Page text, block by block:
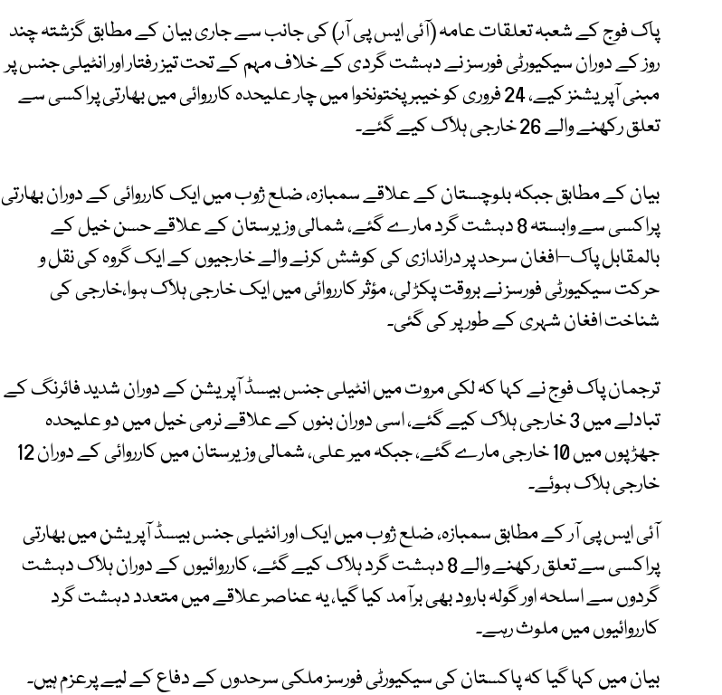
پاک فوج کے شعبہ تعلقات عامہ (آئی ایس پی آر) کی جانب سے جاری بیان کے مطابق گزشتہ چند
روز کے دوران سیکیورٹی فورسز نے دہشت گردی کے خلاف مہم کے تحت تیز رفتار اور انٹیلی جنس پر
مبنی آپریشنز کیے، 24 فروری کو خیبر پختونخوا میں چار علیحدہ کارروائی میں بھارتی پراکسی سے
تعلق رکھنے والے 26 خارجی ہلاک کیے گئے۔
بیان کے مطابق جبکہ بلوچستان کے علاقے سمبازہ، ضلع ژوب میں ایک کارروائی کے دوران بھارتی
پراکسی سے وابستہ 8 دہشت گرد مارے گئے، شمالی وزیرستان کے علاقے حسن خیل کے
بالمقابل پاک–افغان سرحد پر دراندازی کی کوشش کرنے والے خارجیوں کے ایک گروہ کی نقل و
حرکت سیکیورٹی فورسز نے بروقت پکڑ لی، مؤثر کارروائی میں ایک خارجی ہلاک ہوا،خارجی کی
شناخت افغان شہری کے طور پر کی گئی۔
ترجمان پاک فوج نے کہا کہ لکی مروت میں انٹیلی جنس بیسڈ آپریشن کے دوران شدید فائرنگ کے
تبادلے میں 3 خارجی ہلاک کیے گئے، اسی دوران بنوں کے علاقے نرمی خیل میں دو علیحدہ
جھڑپوں میں 10 خارجی مارے گئے، جبکہ میر علی، شمالی وزیرستان میں کارروائی کے دوران 12
خارجی ہلاک ہوئے۔
آئی ایس پی آر کے مطابق سمبازہ، ضلع ژوب میں ایک اور انٹیلی جنس بیسڈ آپریشن میں بھارتی
پراکسی سے تعلق رکھنے والے 8 دہشت گرد ہلاک کیے گئے، کارروائیوں کے دوران ہلاک دہشت
گردوں سے اسلحہ اور گولہ بارود بھی برآمد کیا گیا، یہ عناصر علاقے میں متعدد دہشت گرد
کارروائیوں میں ملوث رہے۔
بیان میں کہا گیا کہ پاکستان کی سیکیورٹی فورسز ملکی سرحدوں کے دفاع کے لیے پرعزم ہیں۔